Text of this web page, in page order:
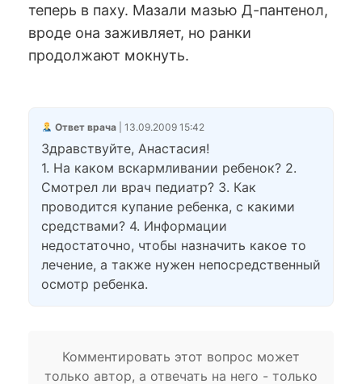
теперь в паху. Мазали мазью Д-пантенол,
вроде она заживляет, но ранки
продолжают мокнуть.
Ответ врача| 13.09.2009 15:42
Здравствуйте, Анастасия!
1. На каком вскармливании ребенок? 2.
Смотрел ли врач педиатр? 3. Как
проводится купание ребенка, с какими
средствами? 4. Информации
недостаточно, чтобы назначить какое то
лечение, а также нужен непосредственный
осмотр ребенка.
Комментировать этот вопрос может
только автор, а отвечать на него - только